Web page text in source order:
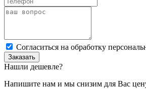
Cогласиться на обработку
Заказать
Нашли дешевле?
Напишите нам и мы снизим для Вас